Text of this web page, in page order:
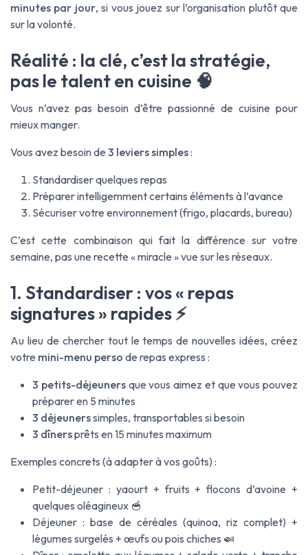
minutes par jour, si vous jouez sur l’organisation plutôt que
sur la volonté.
Réalité : la clé, c’est la stratégie,
pas le talent en cuisine 🧠
Vous n’avez pas besoin d’être passionné de cuisine pour
mieux manger.
Vous avez besoin de 3 leviers simples:
Standardiser quelques repas
Préparer intelligemment certains éléments à l’avance
Sécuriser votre environnement (frigo, placards, bureau)
C’est cette combinaison qui fait la différence sur votre
semaine, pas une recette « miracle » vue sur les réseaux.
1. Standardiser : vos « repas
signatures » rapides ⚡
Au lieu de chercher tout le temps de nouvelles idées, créez
votre mini-menu perso de repas express :
3 petits-déjeunersque vous aimez et que vous pouvez
préparer en 5 minutes
3 déjeunerssimples, transportables si besoin
3 dînersprêts en 15 minutes maximum
Exemples concrets (à adapter à vos goûts) :
Petit-déjeuner : yaourt + fruits + flocons d’avoine +
quelques oléagineux 🥣
Déjeuner : base de céréales (quinoa, riz complet) +
légumes surgelés + œufs ou pois chiches 🍛